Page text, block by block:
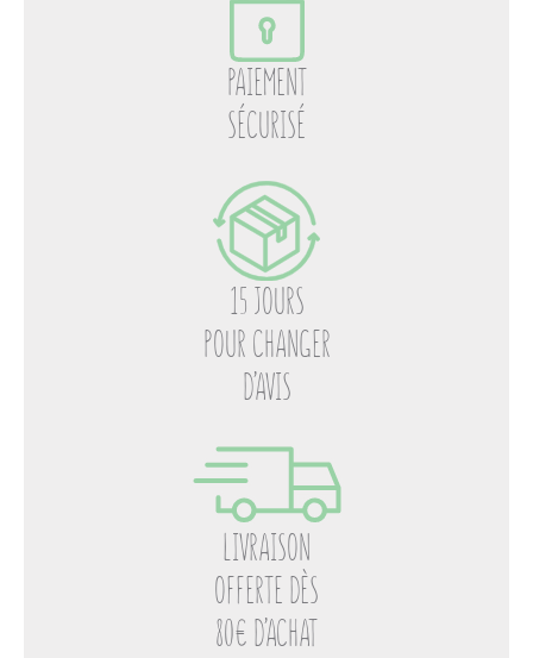
PAIEMENT
SÉCURISÉ
15 JOURS
POUR CHANGER
D’AVIS
LIVRAISON
OFFERTE DÈS
80€ D’ACHAT